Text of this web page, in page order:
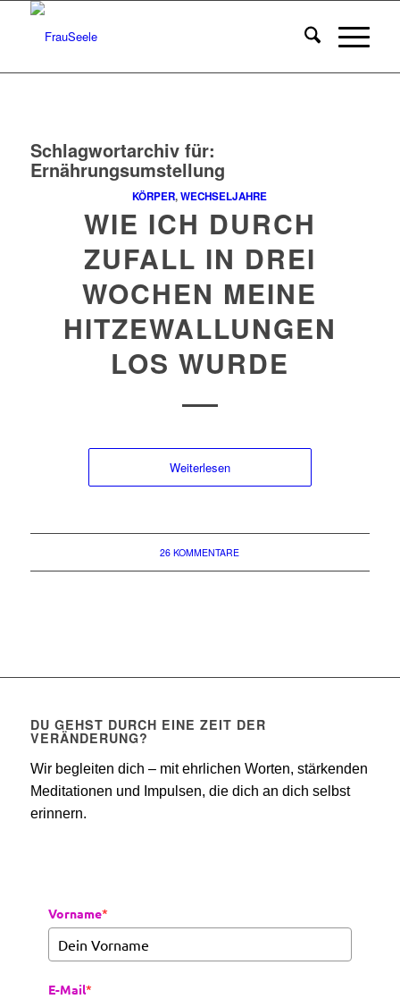
Schlagwortarchiv für:
Ernährungsumstellung
KÖRPER,WECHSELJAHRE
WIE ICH DURCH
ZUFALL IN DREI
WOCHEN MEINE
HITZEWALLUNGEN
LOS WURDE
Weiterlesen
26 KOMMENTARE
DU GEHST DURCH EINE ZEIT DER
VERÄNDERUNG?
Wir begleiten dich – mit ehrlichen Worten, stärkenden
Meditationen und Impulsen, die dich an dich selbst
erinnern.
Vorname*
E-Mail*